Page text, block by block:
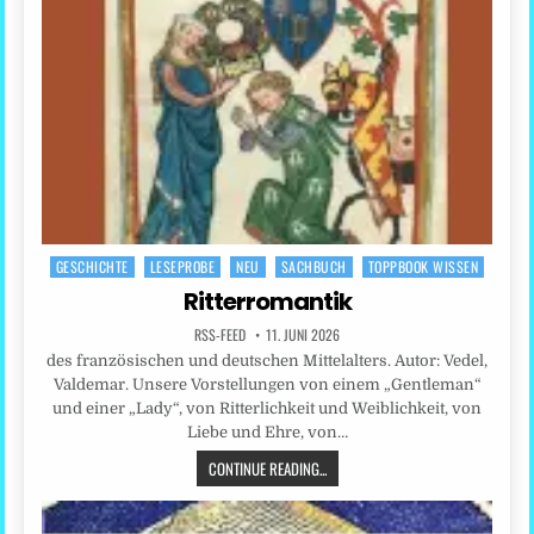
Posted
GESCHICHTE LESEPROBE NEU SACHBUCH TOPPBOOK WISSEN
Ritterromantik
RSS-FEED 11. JUNI 2026
des französischen und deutschen Mittelalters. Autor: Vedel,
Valdemar. Unsere Vorstellungen von einem „Gentleman“
und einer „Lady“, von Ritterlichkeit und Weiblichkeit, von
Liebe und Ehre, von…
CONTINUE READING...